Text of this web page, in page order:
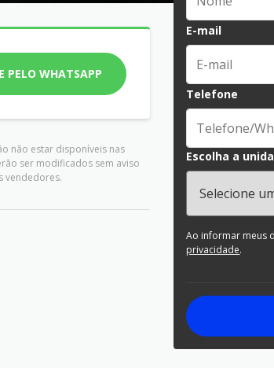
PELO WHATSAPP
não estar disponíveis nas
ser modificados sem aviso
vendedores.
E-mail
Telefone
Escolha a
Ao informar meus
privacidade.